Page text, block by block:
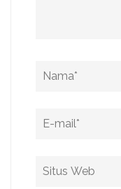
Name
Email
Situs